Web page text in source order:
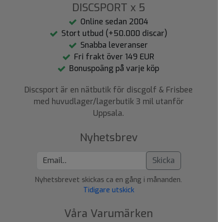
DISCSPORT x 5
Online sedan 2004
Stort utbud (+50.000 discar)
Snabba leveranser
Fri frakt över 149 EUR
Bonuspoäng på varje köp
Discsport är en nätbutik för discgolf & Frisbee
med huvudlager/lagerbutik 3 mil utanför
Uppsala.
Nyhetsbrev
Skicka
Nyhetsbrevet skickas ca en gång i månanden.
Tidigare utskick
Våra Varumärken